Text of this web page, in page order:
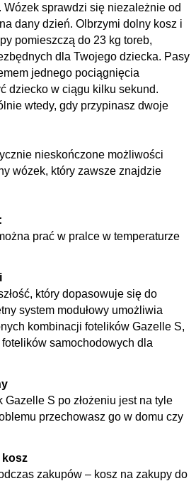
Wózek sprawdzi się niezależnie od
dany dzień. Olbrzymi dolny kosz i
pomieszczą do 23 kg toreb,
dla Twojego dziecka. Pasy
jednego pociągnięcia
dziecko w ciągu kilku sekund.
wtedy, gdy przypinasz dwoje
nieskończone możliwości
wózek, który zawsze znajdzie
prać w pralce w temperaturze
który dopasowuje się do
system modułowy umożliwia
kombinacji fotelików Gazelle S,
samochodowych dla
Gazelle S po złożeniu jest na tyle
przechowasz go w domu czy
kosz
zakupów – kosz na zakupy do